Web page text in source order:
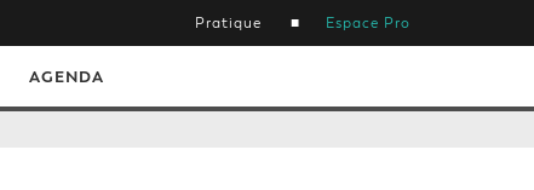
Pratique Espace Pro
AGENDA